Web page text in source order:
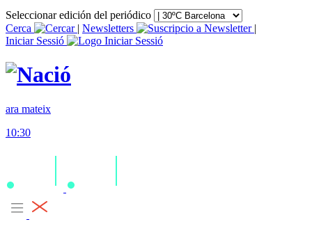
Seleccionar edición del periódico
Cerca
| Newsletters
|
Iniciar Sessió
ara mateix
10:30